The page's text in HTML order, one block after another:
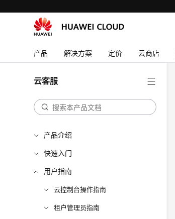
产品 解决方案 定价 云商店
云客服
产品介绍
快速入门
用户指南
云控制台操作指南
租户管理员指南